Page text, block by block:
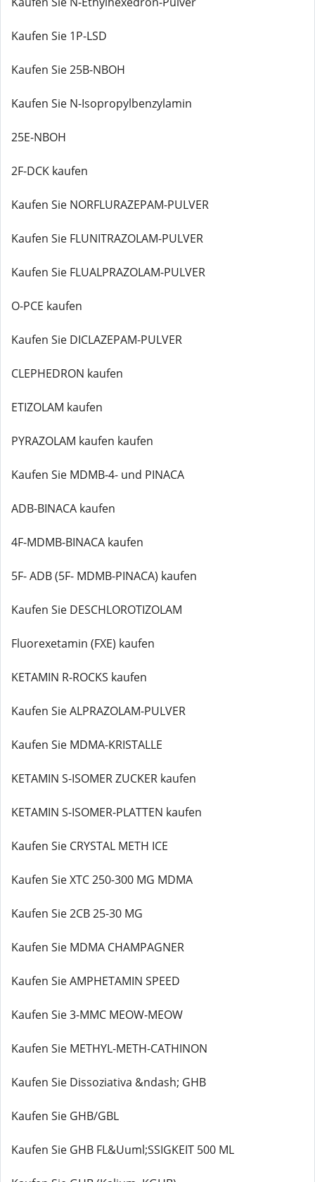
Kaufen Sie 1P-LSD
Kaufen Sie 25B-NBOH
Kaufen Sie N-Isopropylbenzylamin
25E-NBOH
2F-DCK kaufen
Kaufen Sie NORFLURAZEPAM-PULVER
Kaufen Sie FLUNITRAZOLAM-PULVER
Kaufen Sie FLUALPRAZOLAM-PULVER
O-PCE kaufen
Kaufen Sie DICLAZEPAM-PULVER
CLEPHEDRON kaufen
ETIZOLAM kaufen
PYRAZOLAM kaufen kaufen
Kaufen Sie MDMB-4- und PINACA
ADB-BINACA kaufen
4F-MDMB-BINACA kaufen
5F- ADB (5F- MDMB-PINACA) kaufen
Kaufen Sie DESCHLOROTIZOLAM
Fluorexetamin (FXE) kaufen
KETAMIN R-ROCKS kaufen
Kaufen Sie ALPRAZOLAM-PULVER
Kaufen Sie MDMA-KRISTALLE
KETAMIN S-ISOMER ZUCKER kaufen
KETAMIN S-ISOMER-PLATTEN kaufen
Kaufen Sie CRYSTAL METH ICE
Kaufen Sie XTC 250-300 MG MDMA
Kaufen Sie 2CB 25-30 MG
Kaufen Sie MDMA CHAMPAGNER
Kaufen Sie AMPHETAMIN SPEED
Kaufen Sie 3-MMC MEOW-MEOW
Kaufen Sie METHYL-METH-CATHINON
Kaufen Sie Dissoziativa &ndash; GHB
Kaufen Sie GHB/GBL
Kaufen Sie GHB FL&Uuml;SSIGKEIT 500 ML